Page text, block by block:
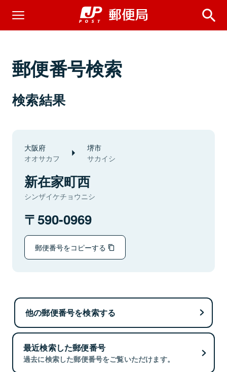
郵便番号検索
検索結果
大阪府
オオサカフ
堺市
サカイシ
新在家町西
シンザイケチョウニシ
590-0969
郵便番号をコピーする
他の郵便番号を検索する
最近検索した郵便番号
過去に検索した郵便番号をご覧いただけます。